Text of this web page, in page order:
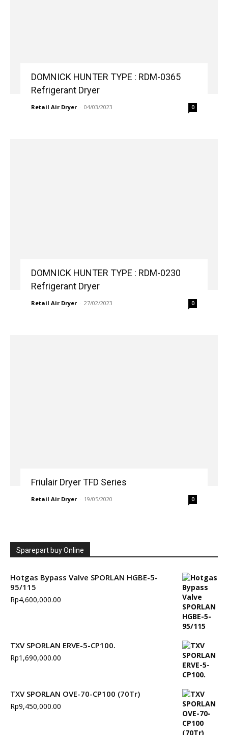
DOMNICK HUNTER TYPE : RDM-0365
Refrigerant Dryer
Retail Air Dryer - 04/03/2023 0
DOMNICK HUNTER TYPE : RDM-0230
Refrigerant Dryer
Retail Air Dryer - 27/02/2023 0
Friulair Dryer TFD Series
Retail Air Dryer - 19/05/2020 0
Sparepart buy Online
Hotgas Bypass Valve SPORLAN HGBE-5-
95/115
Rp4,600,000.00
TXV SPORLAN ERVE-5-CP100.
Rp1,690,000.00
TXV SPORLAN OVE-70-CP100 (70Tr)
Rp9,450,000.00